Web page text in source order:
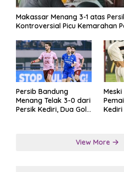
Makassar Menang 3-1 atas
Kontroversial Picu Kemarahan
Persib Bandung
Menang Telak 3-0 dari
Persik Kediri, Dua Gol
Kediri
View More